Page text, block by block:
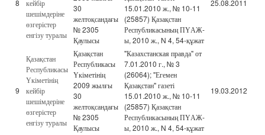
8
кейбір
шешімдеріне
өзгерістер
енгізу туралы
30
желтоқсандағы
№ 2305
Қаулысы
15.01.2010 ж., № 10-11
(25857) Қазақстан
Республикасының ПҮАЖ-
ы, 2010 ж., N 4, 54-құжат
25.08.2011
9
Қазақстан
Республикасы
Үкіметінің
кейбір
шешімдеріне
өзгерістер
енгізу туралы
Қазақстан
Республикасы
Үкіметінің
2009 жылғы
30
желтоқсандағы
№ 2305
Қаулысы
"Казахстанская правда" от
7.01.2010 г., № 3
(26064); "Егемен
Қазақстан" газеті
15.01.2010 ж., № 10-11
(25857) Қазақстан
Республикасының ПҮАЖ-
ы, 2010 ж., N 4, 54-құжат
19.03.2012